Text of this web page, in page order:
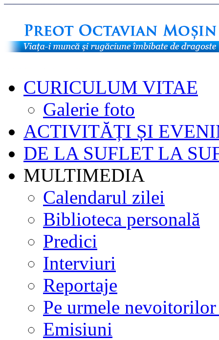
CURICULUM VITAE
Galerie foto
ACTIVITĂȚI ȘI
DE LA SUFLET LA
MULTIMEDIA
Calendarul zilei
Biblioteca personală
Predici
Interviuri
Reportaje
Pe urmele nevoitorilor
Emisiuni